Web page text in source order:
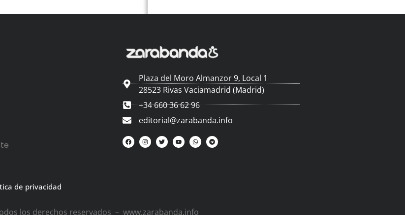
Plaza del Moro Almanzor 9, Local 1
28523 Rivas Vaciamadrid (Madrid)
+34 660 36 62 96
editorial@zarabanda.info
de privacidad
los derechos reservados – www.zarabanda.info